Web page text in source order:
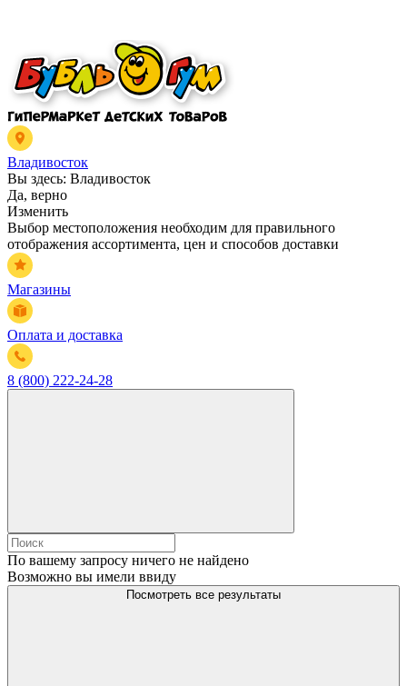
Владивосток
Вы здесь: Владивосток
Да, верно
Изменить
Выбор местоположения необходим для правильного
отображения ассортимента, цен и способов доставки
Магазины
Оплата и доставка
8 (800) 222-24-28
По вашему запросу ничего не найдено
Возможно вы имели ввиду
Посмотреть все результаты